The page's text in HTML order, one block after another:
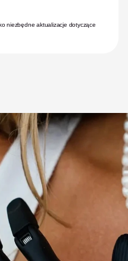
niezbędne aktualizacje dotyczące